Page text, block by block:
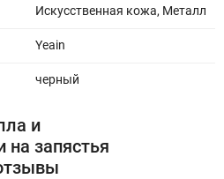
Искусственная кожа, Металл
Yeain
черный
и
на запястья